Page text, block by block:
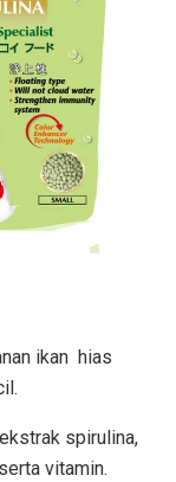
ikan hias
spirulina,
vitamin.